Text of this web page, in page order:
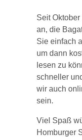
Seit
an, die
Sie einfach
um dann
lesen zu
schneller
wir auch
sein.
Viel Spaß
Homburger